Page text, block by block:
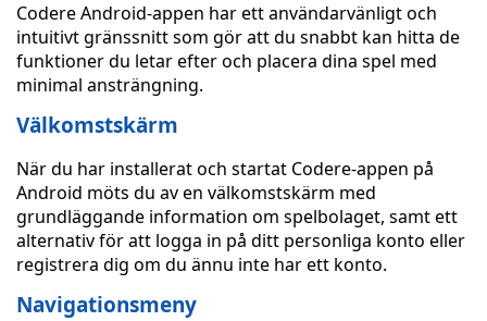
Codere Android-appen har ett användarvänligt och
intuitivt gränssnitt som gör att du snabbt kan hitta de
funktioner du letar efter och placera dina spel med
minimal ansträngning.
Välkomstskärm
När du har installerat och startat Codere-appen på
Android möts du av en välkomstskärm med
grundläggande information om spelbolaget, samt ett
alternativ för att logga in på ditt personliga konto eller
registrera dig om du ännu inte har ett konto.
Navigationsmeny